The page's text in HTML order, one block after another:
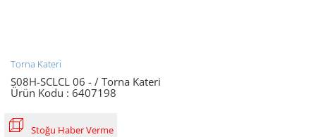
Torna Kateri
S08H-SCLCL 06 - / Torna Kateri
Ürün Kodu : 6407198
Stoğu Haber Verme